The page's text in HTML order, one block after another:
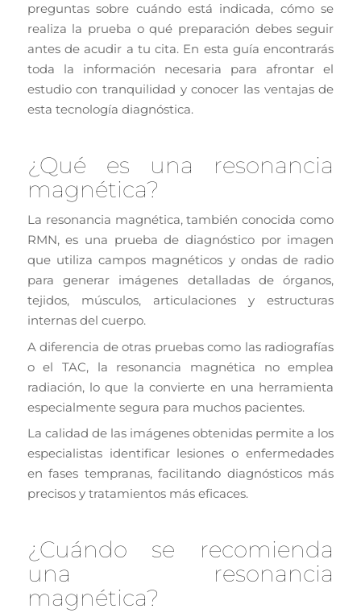
preguntas sobre cuándo está indicada, cómo se
realiza la prueba o qué preparación debes seguir
antes de acudir a tu cita. En esta guía encontrarás
toda la información necesaria para afrontar el
estudio con tranquilidad y conocer las ventajas de
esta tecnología diagnóstica.
¿Qué es una resonancia
magnética?
La resonancia magnética, también conocida como
RMN, es una prueba de diagnóstico por imagen
que utiliza campos magnéticos y ondas de radio
para generar imágenes detalladas de órganos,
tejidos, músculos, articulaciones y estructuras
internas del cuerpo.
A diferencia de otras pruebas como las radiografías
o el TAC, la resonancia magnética no emplea
radiación, lo que la convierte en una herramienta
especialmente segura para muchos pacientes.
La calidad de las imágenes obtenidas permite a los
especialistas identificar lesiones o enfermedades
en fases tempranas, facilitando diagnósticos más
precisos y tratamientos más eficaces.
¿Cuándo se recomienda
una resonancia
magnética?